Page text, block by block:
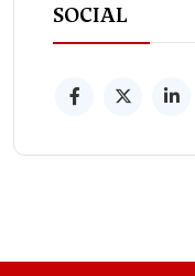
SOCIAL